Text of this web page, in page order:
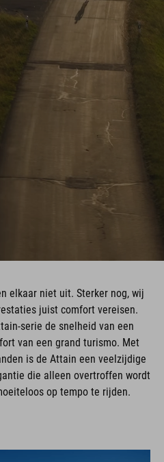
elkaar niet uit. Sterker nog, wij
juist comfort vereisen.
serie de snelheid van een
van een grand turismo. Met
is de Attain een veelzijdige
die alleen overtroffen wordt
op tempo te rijden.